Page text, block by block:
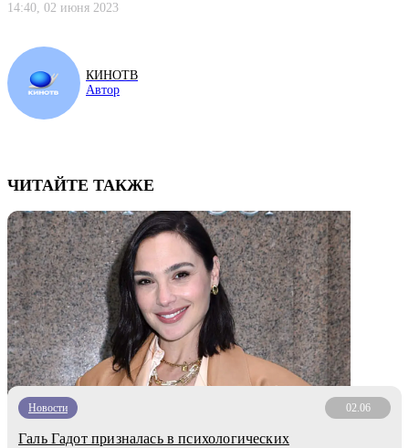
14:40, 02 июня 2023
КИНОТВ
Автор
ЧИТАЙТЕ ТАКЖЕ
Новости 02.06
Галь Гадот призналась в психологических